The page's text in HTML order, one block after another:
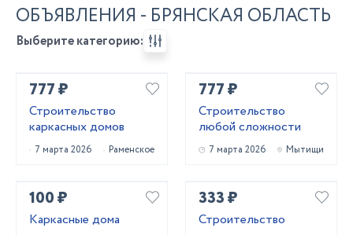
ОБЪЯВЛЕНИЯ - БРЯНСКАЯ ОБЛАСТЬ
Выберите категорию:
777 ₽
Строительство
каркасных домов
7 марта 2026 Раменское
777 ₽
Строительство
любой сложности
7 марта 2026 Мытищи
100 ₽
Каркасные дома
333 ₽
Строительство